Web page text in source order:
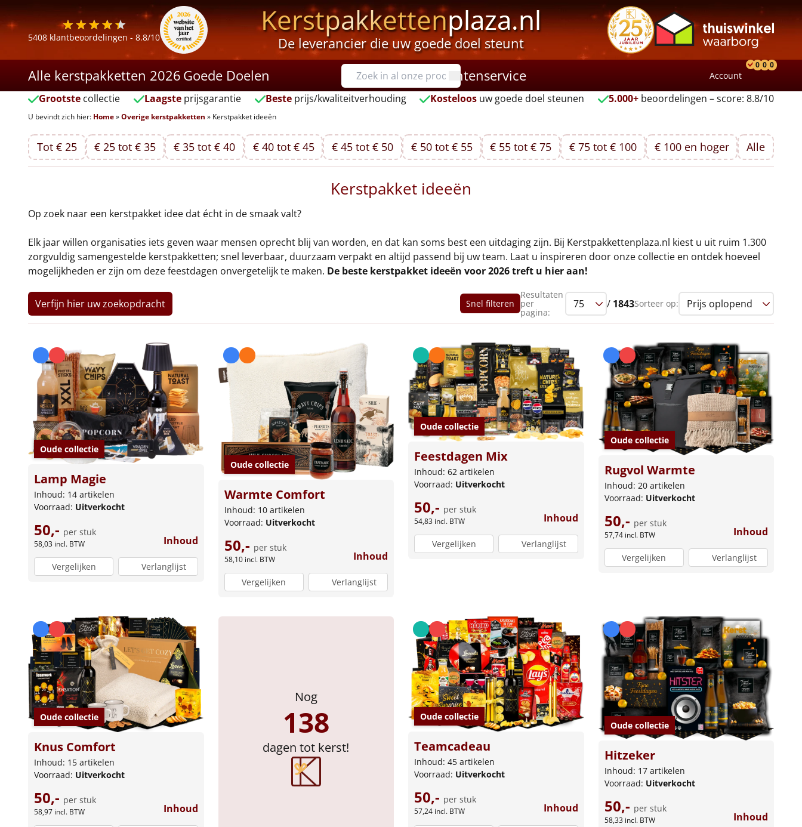
5408 klantbeoordelingen - 8.8/10 Kerstpakkettenplaza.nl
De leverancier die uw goede doel steunt
Alle kerstpakketten 2026 Goede Doelen Klantenservice Account
0 0 0
Grootste collectie Laagsteprijsgarantie Besteprijs/kwaliteitverhouding Kosteloos uw goede doel steunen 5.000+ beoordelingen – score: 8.8/10
U bevindt zich hier: Home»Overige kerstpakketten » Kerstpakket ideeën
Tot € 25 € 25 tot € 35 € 35 tot € 40 € 40 tot € 45 € 45 tot € 50 € 50 tot € 55 € 55 tot € 75 € 75 tot € 100 € 100 en hoger Alle
Kerstpakket ideeën
Op zoek naar een kerstpakket idee dat écht in de smaak valt?
Elk jaar willen organisaties iets geven waar mensen oprecht blij van worden, en dat kan soms best een uitdaging zijn. Bij Kerstpakkettenplaza.nl kiest u uit ruim 1.300
zorgvuldig samengestelde kerstpakketten; snel leverbaar, duurzaam verpakt en altijd passend bij uw team. Laat u inspireren door onze collectie en ontdek hoeveel
mogelijkheden er zijn om deze feestdagen onvergetelijk te maken. De beste kerstpakket ideeën voor 2026 treft u hier aan!
Verfijn hier uw zoekopdracht Snel filteren
Resultaten
per
pagina:
/ 1843Sorteer op:
Oude collectie
Lamp Magie
Inhoud: 14 artikelen
Voorraad: Uitverkocht
50,- per stuk
58,03 incl. BTW Inhoud
Vergelijken Verlanglijst
Oude collectie
Warmte Comfort
Inhoud: 10 artikelen
Voorraad: Uitverkocht
50,- per stuk
58,10 incl. BTW Inhoud
Vergelijken Verlanglijst
Oude collectie
Feestdagen Mix
Inhoud: 62 artikelen
Voorraad: Uitverkocht
50,- per stuk
54,83 incl. BTW Inhoud
Vergelijken Verlanglijst
Oude collectie
Rugvol Warmte
Inhoud: 20 artikelen
Voorraad: Uitverkocht
50,- per stuk
57,74 incl. BTW Inhoud
Vergelijken Verlanglijst
Oude collectie
Knus Comfort
Inhoud: 15 artikelen
Voorraad: Uitverkocht
50,- per stuk
58,97 incl. BTW Inhoud
Nog
138
dagen tot kerst!
Oude collectie
Teamcadeau
Inhoud: 45 artikelen
Voorraad: Uitverkocht
50,- per stuk
57,24 incl. BTW Inhoud
Oude collectie
Hitzeker
Inhoud: 17 artikelen
Voorraad: Uitverkocht
50,- per stuk
58,33 incl. BTW Inhoud